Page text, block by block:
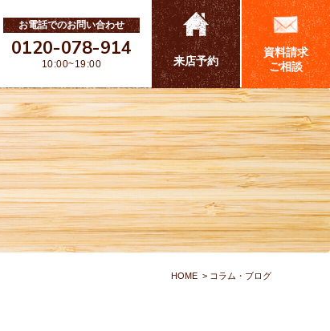
お電話でのお問い合わせ
0120-078-914
10:00~19:00 来店予約
資料請求
ご相談
HOME コラム・ブログ